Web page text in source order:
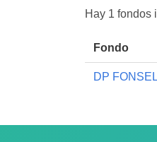
Hay 1 fondos
Fondo
DP